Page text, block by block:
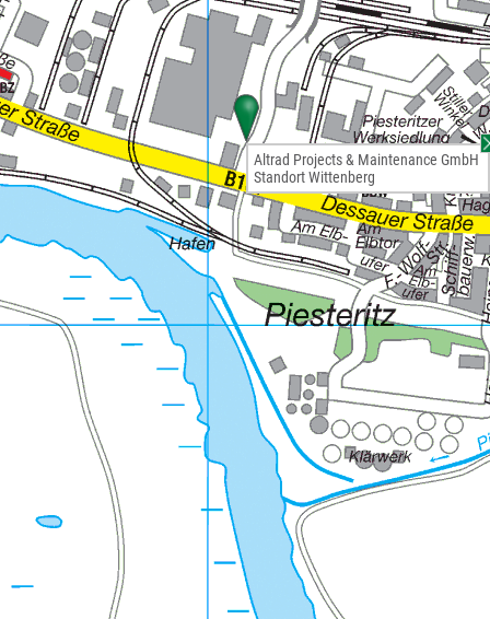
Altrad Projects & Maintenance GmbH
Standort Wittenberg